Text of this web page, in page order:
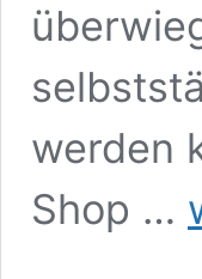
werden
Shop …